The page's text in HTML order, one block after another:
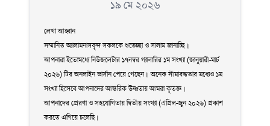
১৯ মে ২০২৬
লেখা আহ্বান
সম্মানিত অ্যালামনাসবৃন্দ সকলকে শুভেচ্ছা ও সালাম জানাচ্ছি।
আপনারা ইতোমধ্যে নিউজলেটার ১৭নম্বর গ্যালারির ১ম সংখ্যা (জানুয়ারী-মার্চ
২০২৬) টির অনলাইন ভার্সান পেয়ে গেছেন। অনেক সীমাবদ্ধতার মধ্যেও ১ম
সংখ্যা হিসেবে আপনাদের আন্তরিক উষ্ণতায় আমরা কৃতজ্ঞ।
আপনাদের প্রেরণা ও সহযোগিতায় দ্বিতীয় সংখ্যা (এপ্রিল-জুন ২০২৬) প্রকাশ
করতে এগিয়ে চলেছি।